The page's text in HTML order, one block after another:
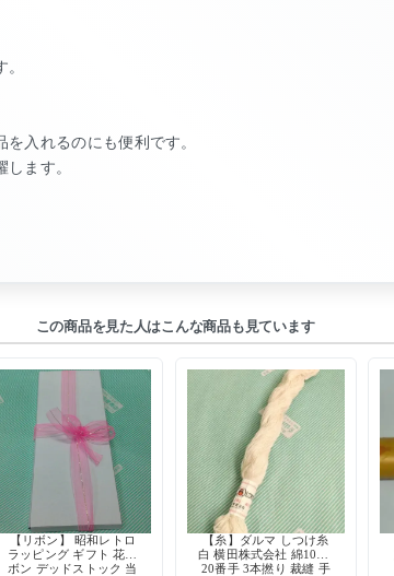
入れるのにも便利です。
ます。
この商品を見た人はこんな商品も見ています
【リボン】 昭和レトロ
ラッピング ギフト 花リ
ボン デッドストック 当
【糸】ダルマ しつけ糸
白 横田株式会社 綿100%
20番手 3本撚り 裁縫 手